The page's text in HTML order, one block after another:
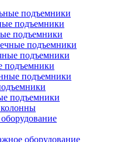
подъемники
подъемники
подъемники
подъемники
подъемники
подъемники
подъемники
оборудование